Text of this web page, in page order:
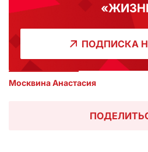
ПОДПИСКА
Москвина Анастасия